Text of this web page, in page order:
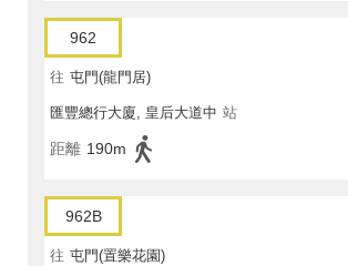
962
往 屯門(龍門居)
匯豐總行大廈, 皇后大道中 站
距離 190m
962B
往 屯門(置樂花園)